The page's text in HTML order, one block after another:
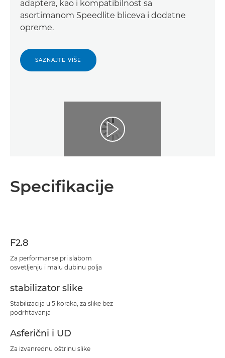
adaptera, kao i kompatibilnost sa
asortimanom Speedlite bliceva i dodatne
opreme.
SAZNAJTE VIŠE
Specifikacije
F2.8
Za performanse pri slabom
osvetljenju i malu dubinu polja
stabilizator slike
Stabilizacija u 5 koraka, za slike bez
podrhtavanja
Asferični i UD
Za izvanrednu oštrinu slike